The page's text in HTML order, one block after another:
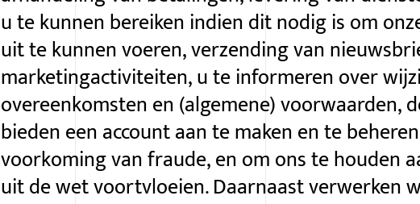
u te kunnen bereiken indien dit nodig is om
uit te kunnen voeren, verzending van
marketingactiviteiten, u te informeren over
overeenkomsten en (algemene) voorwaarden,
bieden een account aan te maken en te
voorkoming van fraude, en om ons te houden
uit de wet voortvloeien. Daarnaast verwerken